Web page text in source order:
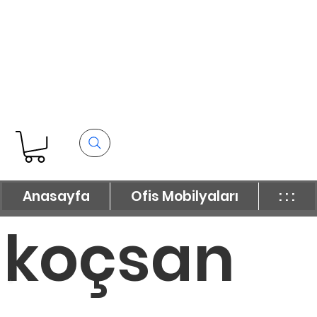
Anasayfa Ofis Mobilyaları : : :
koçsan